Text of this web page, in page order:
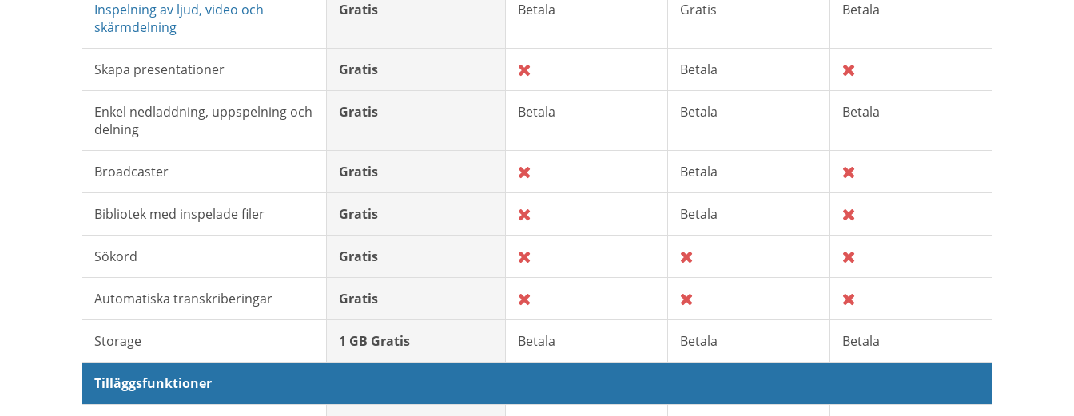
Inspelning av ljud, video och
skärmdelning
Gratis Betala Gratis Betala
Skapa presentationer Gratis Betala
Enkel nedladdning, uppspelning och
delning
Gratis Betala Betala Betala
Broadcaster Gratis Betala
Bibliotek med inspelade filer Gratis Betala
Sökord Gratis
Automatiska transkriberingar Gratis
Storage 1 GB Gratis Betala Betala Betala
Tilläggsfunktioner